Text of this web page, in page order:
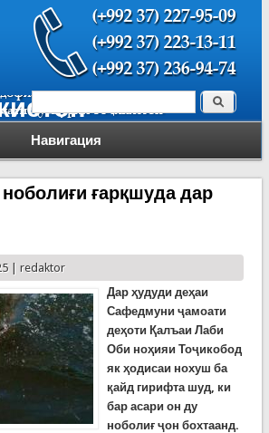
Навигация
Форма поиска Поиск
ғарқшуда дар
| redaktor
Дар ҳудуди деҳаи
Сафедмуни ҷамоати
деҳоти Қалъаи Лаби
Оби ноҳияи Тоҷикобод
як ҳодисаи нохуш ба
қайд гирифта шуд, ки
бар асари он ду
ноболиғ ҷон бохтаанд.